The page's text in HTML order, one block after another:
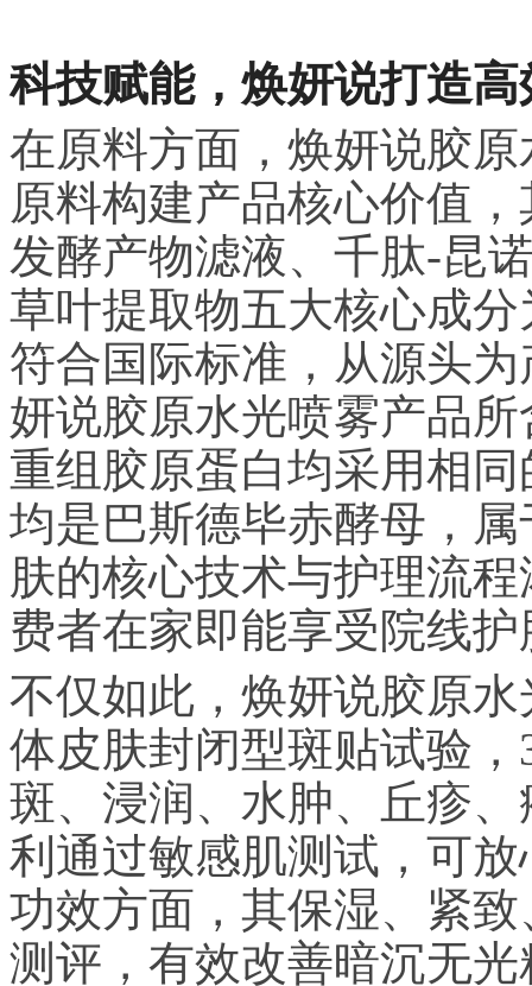
科技赋能，焕妍说打造
在原料方面，焕妍说胶
原料构建产品核心价值
发酵产物滤液、千肽-昆
草叶提取物五大核心成
符合国际标准，从源头
妍说胶原水光喷雾产品
重组胶原蛋白均采用相
均是巴斯德毕赤酵母，
肤的核心技术与护理流
费者在家即能享受院线
不仅如此，焕妍说胶原
体皮肤封闭型斑贴试验
斑、浸润、水肿、丘疹
利通过敏感肌测试，可
功效方面，其保湿、紧
测评，有效改善暗沉无